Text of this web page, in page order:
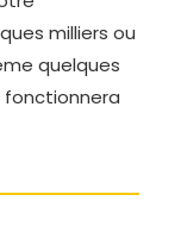
milliers ou
quelques
fonctionnera